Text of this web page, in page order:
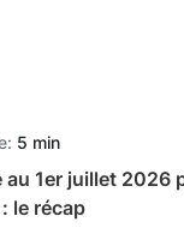
5 min
au 1er juillet 2026
le récap